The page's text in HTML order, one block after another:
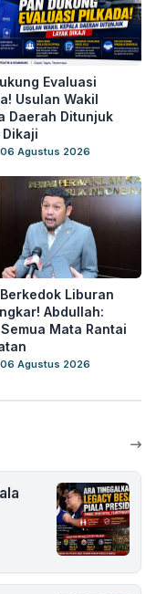
Evaluasi
Usulan Wakil
Daerah Ditunjuk
Dikaji
Agustus 2026
Berkedok Liburan
Abdullah:
Mata Rantai
Agustus 2026